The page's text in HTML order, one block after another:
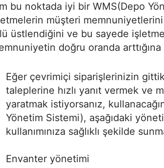
bu noktada iyi bir WMS(Depo
müşteri
üstlendiğini ve bu sayede işletme
doğru oranda
Eğer çevrimiçi siparişlerinizin
taleplerine hızlı yanıt vermek ve
yaratmak istiyorsanız,
Yönetim Sistemi), aşağıdaki
kullanımınıza sağlıklı şekilde
Envanter yönetimi